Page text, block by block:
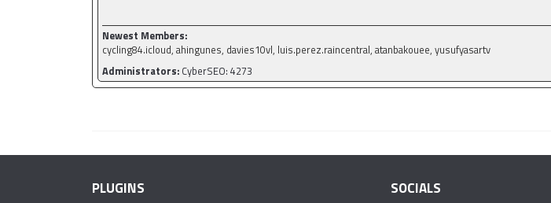
Newest Members:
cycling84.icloud, ahingunes, davies10vl, luis.perez.raincentral, atanbakouee, yusufyasartv
Administrators: CyberSEO: 4273
PLUGINS SOCIALS